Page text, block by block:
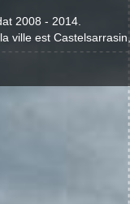
2008 - 2014.
ville est Castelsarrasin,